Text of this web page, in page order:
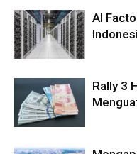
AI
Rally 3